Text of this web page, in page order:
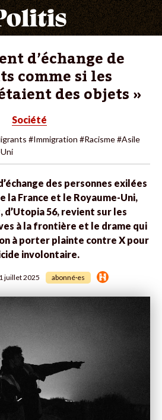
d’échange de
comme si les
des objets »
Société
#Immigration #Racisme#Asile
des personnes exilées
la France et le Royaume-Uni,
56, revient sur les
à la frontière et le drame qui
à porter plainte contre X pour
involontaire.
juillet 2025 abonné·es